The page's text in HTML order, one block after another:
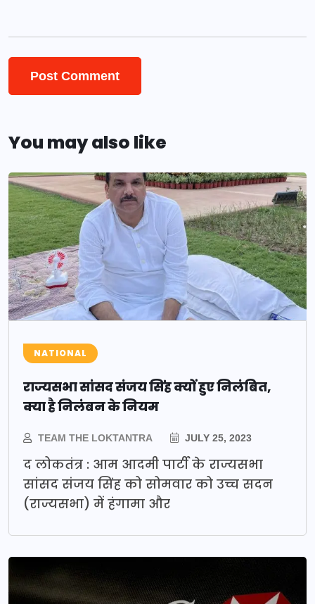
You may also like
NATIONAL
राज्यसभा सांसद संजय सिंह क्यों हुए निलंबित,
क्या है निलंबन के नियम
TEAM THE LOKTANTRA JULY 25, 2023
द लोकतंत्र : आम आदमी पार्टी के राज्यसभा
सांसद संजय सिंह को सोमवार को उच्च सदन
(राज्यसभा) में हंगामा और